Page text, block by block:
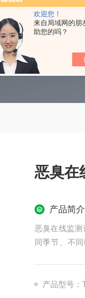
欢迎您！
来自局域网的朋
助您的吗？
技术文章 在线
恶臭在
产品简介
恶臭在线监
同季节、不
产品型号：